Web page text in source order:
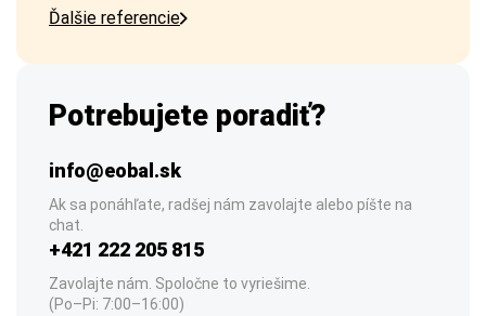
Ďalšie referencie
Potrebujete poradiť?
info@eobal.sk
Ak sa ponáhľate, radšej nám zavolajte alebo píšte na
chat.
+421 222 205 815
Zavolajte nám. Spoločne to vyriešime.
(Po–Pi: 7:00–16:00)